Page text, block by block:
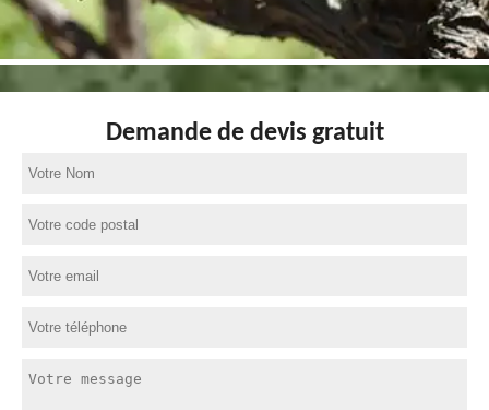
Demande de devis gratuit